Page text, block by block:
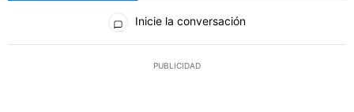
Todos los comentarios
Inicie la conversación
PUBLICIDAD